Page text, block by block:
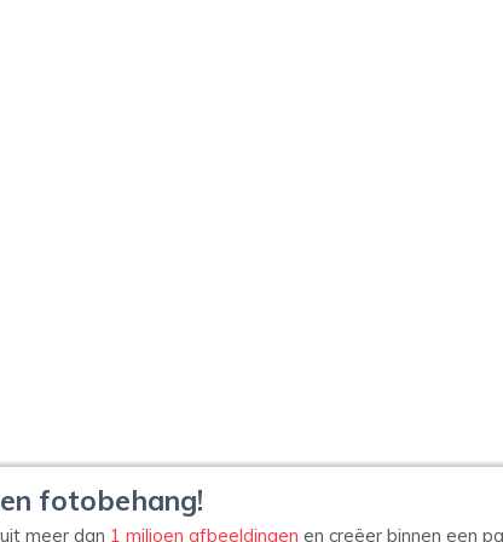
fotobehang!
meer dan 1 miljoen afbeeldingen en creëer binnen een